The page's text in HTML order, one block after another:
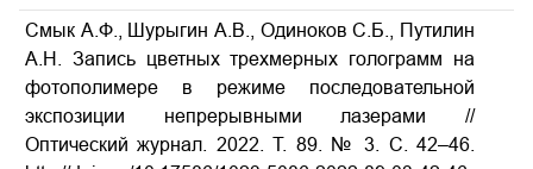
Смык А.Ф., Шурыгин А.В., Одиноков С.Б., Путилин
А.Н. Запись цветных трехмерных голограмм на
фотополимере в режиме последовательной
экспозиции непрерывными лазерами //
Оптический журнал. 2022. Т. 89. № 3. С. 42–46.